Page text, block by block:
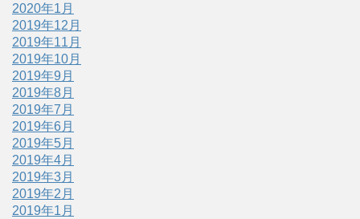
2020年1月
2019年12月
2019年11月
2019年10月
2019年9月
2019年8月
2019年7月
2019年6月
2019年5月
2019年4月
2019年3月
2019年2月
2019年1月